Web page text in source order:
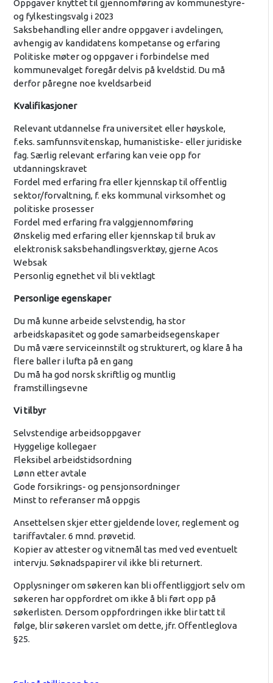
Oppgaver knyttet til gjennomføring av kommunestyre-
og fylkestingsvalg i 2023
Saksbehandling eller andre oppgaver i avdelingen,
avhengig av kandidatens kompetanse og erfaring
Politiske møter og oppgaver i forbindelse med
kommunevalget foregår delvis på kveldstid. Du må
derfor påregne noe kveldsarbeid
Kvalifikasjoner
Relevant utdannelse fra universitet eller høyskole,
f.eks. samfunnsvitenskap, humanistiske- eller juridiske
fag. Særlig relevant erfaring kan veie opp for
utdanningskravet
Fordel med erfaring fra eller kjennskap til offentlig
sektor/forvaltning, f. eks kommunal virksomhet og
politiske prosesser
Fordel med erfaring fra valggjennomføring
Ønskelig med erfaring eller kjennskap til bruk av
elektronisk saksbehandlingsverktøy, gjerne Acos
Websak
Personlig egnethet vil bli vektlagt
Personlige egenskaper
Du må kunne arbeide selvstendig, ha stor
arbeidskapasitet og gode samarbeidsegenskaper
Du må være serviceinnstilt og strukturert, og klare å ha
flere baller i lufta på en gang
Du må ha god norsk skriftlig og muntlig
framstillingsevne
Vi tilbyr
Selvstendige arbeidsoppgaver
Hyggelige kollegaer
Fleksibel arbeidstidsordning
Lønn etter avtale
Gode forsikrings- og pensjonsordninger
Minst to referanser må oppgis
Ansettelsen skjer etter gjeldende lover, reglement og
tariffavtaler. 6 mnd. prøvetid.
Kopier av attester og vitnemål tas med ved eventuelt
intervju. Søknadspapirer vil ikke bli returnert.
Opplysninger om søkeren kan bli offentliggjort selv om
søkeren har oppfordret om ikke å bli ført opp på
søkerlisten. Dersom oppfordringen ikke blir tatt til
følge, blir søkeren varslet om dette, jfr. Offentleglova
§25.